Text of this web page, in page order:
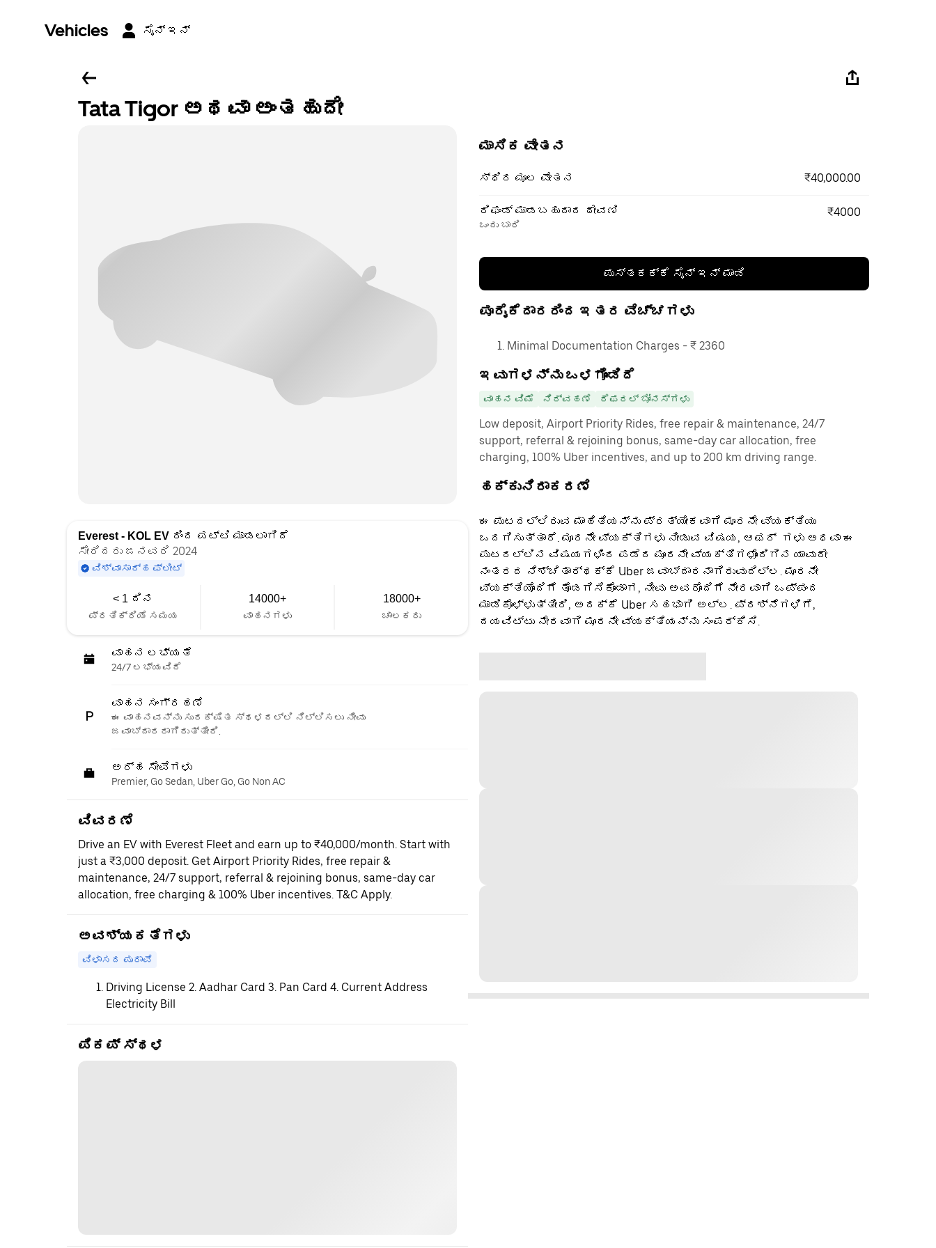
Vehicles ಸೈನ್ ಇನ್
Tata Tigor ಅಥವಾ ಅಂತಹುದೇ
Everest - KOL EV ರಿಂದ ಪಟ್ಟಿ ಮಾಡಲಾಗಿದೆ
ಸೇರಿದರು ಜನವರಿ 2024
ವಿಶ್ವಾಸಾರ್ಹ ಫ್ಲೀಟ್
< 1 ದಿನ
ಪ್ರತಿಕ್ರಿಯೆ ಸಮಯ
14000+
ವಾಹನಗಳು
18000+
ಚಾಲಕರು
ವಾಹನ ಲಭ್ಯತೆ
24/7 ಲಭ್ಯವಿದೆ
ವಾಹನ ಸಂಗ್ರಹಣೆ
ಈ ವಾಹನವನ್ನು ಸುರಕ್ಷಿತ ಸ್ಥಳದಲ್ಲಿ ನಿಲ್ಲಿಸಲು ನೀವು
ಜವಾಬ್ದಾರರಾಗಿರುತ್ತೀರಿ.
ಅರ್ಹ ಸೇವೆಗಳು
Premier, Go Sedan, Uber Go, Go Non AC
ವಿವರಣೆ
Drive an EV with Everest Fleet and earn up to ₹40,000/month. Start with
just a ₹3,000 deposit. Get Airport Priority Rides, free repair &
maintenance, 24/7 support, referral & rejoining bonus, same-day car
allocation, free charging & 100% Uber incentives. T&C Apply.
ಅವಶ್ಯಕತೆಗಳು
ವಿಳಾಸದ ಪುರಾವೆ
Driving License 2. Aadhar Card 3. Pan Card 4. Current Address
Electricity Bill
ಪಿಕಪ್ ಸ್ಥಳ
ಮಾಸಿಕ ವೇತನ
ಸ್ಥಿರ ಮೂಲ ವೇತನ ₹40,000.00
ರಿಫಂಡ್ ಮಾಡಬಹುದಾದ ಠೇವಣಿ
ಒಂದು ಬಾರಿ
₹4000
ಪುಸ್ತಕಕ್ಕೆ ಸೈನ್ ಇನ್ ಮಾಡಿ
ಪೂರೈಕೆದಾರರಿಂದ ಇತರ ವೆಚ್ಚಗಳು
Minimal Documentation Charges - ₹ 2360
ಇವುಗಳನ್ನು ಒಳಗೊಂಡಿದೆ
ವಾಹನ ವಿಮೆ ನಿರ್ವಹಣೆ ರೆಫರಲ್ ಬೋನಸ್‌ಗಳು
Low deposit, Airport Priority Rides, free repair & maintenance, 24/7
support, referral & rejoining bonus, same-day car allocation, free
charging, 100% Uber incentives, and up to 200 km driving range.
ಹಕ್ಕುನಿರಾಕರಣೆ
ಈ ಪುಟದಲ್ಲಿರುವ ಮಾಹಿತಿಯನ್ನು ಪ್ರತ್ಯೇಕವಾಗಿ ಮೂರನೇ ವ್ಯಕ್ತಿಯು
ಒದಗಿಸುತ್ತಾರೆ. ಮೂರನೇ ವ್ಯಕ್ತಿಗಳು ನೀಡುವ ವಿಷಯ, ಆಫರ್ ‌ ಗಳು ಅಥವಾ ಈ
ಪುಟದಲ್ಲಿನ ವಿಷಯಗಳಿಂದ ಪಡೆದ ಮೂರನೇ ವ್ಯಕ್ತಿಗಳೊಂದಿಗಿನ ಯಾವುದೇ
ನಂತರದ ನಿಶ್ಚಿತಾರ್ಥಕ್ಕೆ Uber ಜವಾಬ್ದಾರನಾಗಿರುವುದಿಲ್ಲ. ಮೂರನೇ
ವ್ಯಕ್ತಿಯೊಂದಿಗೆ ತೊಡಗಿಸಿಕೊಂಡಾಗ, ನೀವು ಅವರೊಂದಿಗೆ ನೇರವಾಗಿ ಒಪ್ಪಂದ
ಮಾಡಿಕೊಳ್ಳುತ್ತೀರಿ, ಅದಕ್ಕೆ Uber ಸಹಭಾಗಿ ಅಲ್ಲ. ಪ್ರಶ್ನೆಗಳಿಗೆ,
ದಯವಿಟ್ಟು ನೇರವಾಗಿ ಮೂರನೇ ವ್ಯಕ್ತಿಯನ್ನು ಸಂಪರ್ಕಿಸಿ.